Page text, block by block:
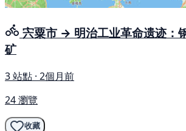
宍粟市 → 明治工业革命遗迹：
矿
3 站點 · 2個月前
24 瀏覽
收藏